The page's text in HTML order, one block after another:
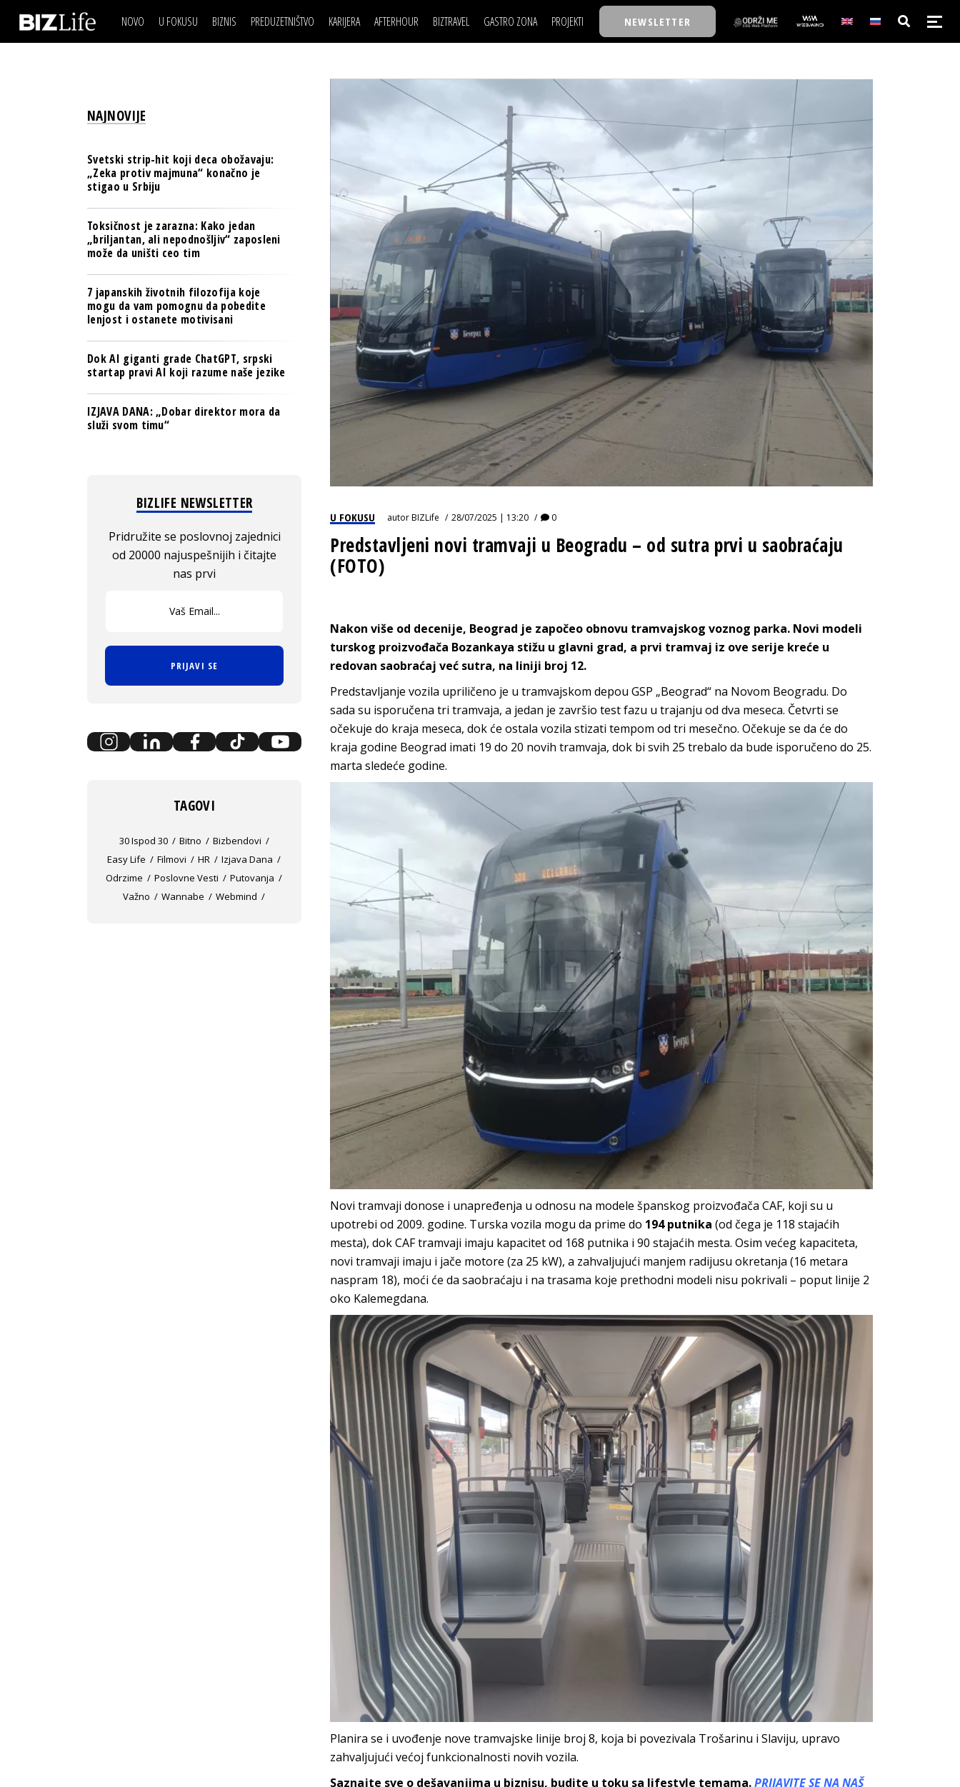
NOVO U FOKUSU BIZNIS
BANKE
TECH I AI
BIZNIS & SPORT
PULS REGIONA
NOVO NA RAFU
PREDUZETNIŠTVO KARIJERA
KNOW-HOW
AFTERHOUR
KNJIGE
BIZTRAVEL GASTRO ZONA PROJEKTI
TASTY TALKS
30 ISPOD 30
BACK TO OFFICE/SCHOOL
BIZKOLEGIJUM
BMW BIZNIS LIGA
BIZLIFE WEEK
IZJAVA GODINE
NEWSLETTER
IZJAVA DANABIZNIS SCENA
BREND I KOMUNIKACIJE
OSIGURANJE
TECH I AI
PULS REGIONA
POSAO
MOJ UGAO
KNOW-HOW
FILM I SCENA
AUTO SVET
NAJKOLEGA
30 ISPOD 30
BACK TO OFFICE/SCHOOL
BIZBENDOVI
BIZKOLEGIJUM
BMW BIZNIS LIGA
BIZLIFE WEEK
IZJAVA GODINE
U FOKUSU autorBIZLife 28/07/2025 | 13:20 0
Predstavljeni novi tramvaji u Beogradu – od sutra prvi u saobraćaju
(FOTO)
Nakon više od decenije, Beograd je započeo obnovu tramvajskog voznog parka. Novi modeli
turskog proizvođača Bozankaya stižu u glavni grad, a prvi tramvaj iz ove serije kreće u
redovan saobraćaj već sutra, na liniji broj 12.
Predstavljanje vozila upriličeno je u tramvajskom depou GSP „Beograd“ na Novom Beogradu. Do
sada su isporučena tri tramvaja, a jedan je završio test fazu u trajanju od dva meseca. Četvrti se
očekuje do kraja meseca, dok će ostala vozila stizati tempom od tri mesečno. Očekuje se da će do
kraja godine Beograd imati 19 do 20 novih tramvaja, dok bi svih 25 trebalo da bude isporučeno do 25.
marta sledeće godine.
Novi tramvaji donose i unapređenja u odnosu na modele španskog proizvođača CAF, koji su u
upotrebi od 2009. godine. Turska vozila mogu da prime do 194 putnika (od čega je 118 stajaćih
mesta), dok CAF tramvaji imaju kapacitet od 168 putnika i 90 stajaćih mesta. Osim većeg kapaciteta,
novi tramvaji imaju i jače motore (za 25 kW), a zahvaljujući manjem radijusu okretanja (16 metara
naspram 18), moći će da saobraćaju i na trasama koje prethodni modeli nisu pokrivali – poput linije 2
oko Kalemegdana.
Planira se i uvođenje nove tramvajske linije broj 8, koja bi povezivala Trošarinu i Slaviju, upravo
zahvaljujući većoj funkcionalnosti novih vozila.
Saznajte sve o dešavanjima u biznisu, budite u toku sa lifestyle temama.PRIJAVITE SE NA NAŠ
NAJNOVIJE
Svetski strip-hit koji deca obožavaju:
„Zeka protiv majmuna“ konačno je
stigao u Srbiju
Toksičnost je zarazna: Kako jedan
„briljantan, ali nepodnošljiv“ zaposleni
može da uništi ceo tim
7 japanskih životnih filozofija koje
mogu da vam pomognu da pobedite
lenjost i ostanete motivisani
Dok AI giganti grade ChatGPT, srpski
startap pravi AI koji razume naše jezike
IZJAVA DANA: „Dobar direktor mora da
služi svom timu“
BIZLIFE NEWSLETTER
Pridružite se poslovnoj zajednici
od 20000 najuspešnijih i čitajte
nas prvi
PRIJAVI SE
TAGOVI
30 Ispod 30 Bitno
Bizbendovi
Easy Life
Filmovi HR
Izjava Dana
Odrzime
Poslovne Vesti
Putovanja
Važno
Wannabe Webmind